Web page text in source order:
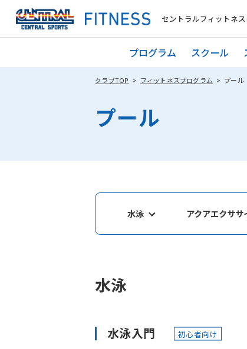
セントラルフィットネ
プログラム スクール
クラブTOP フィットネスプログラム プール
プール
水泳 アクアエクササ
水泳
水泳入門 初心者向け